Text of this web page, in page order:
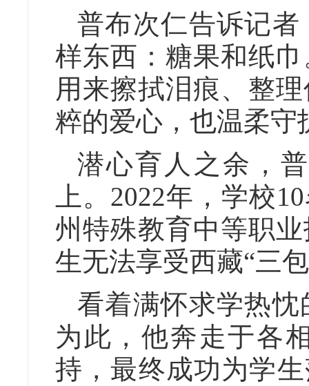
普布次仁告诉记
样东西：糖果和纸
用来擦拭泪痕、整
粹的爱心，也温柔守
潜心育人之余，
上。2022年，学校
州特殊教育中等职
生无法享受西藏“三
看着满怀求学热
为此，他奔走于各
持，最终成功为学